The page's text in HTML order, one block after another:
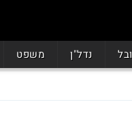
נדל"ן משפט